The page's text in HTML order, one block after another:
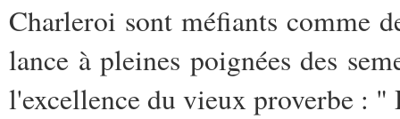
Charleroi sont méfiants comme
lance à pleines poignées des
l'excellence du vieux proverbe : "